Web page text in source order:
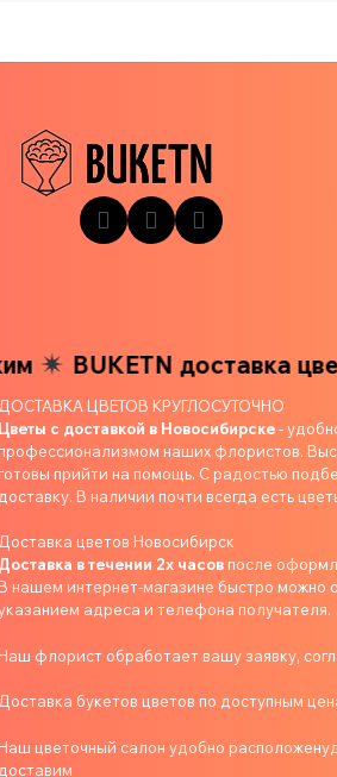
BUKETN доставка
ДОСТАВКА ЦВЕТОВ КРУГЛОСУТОЧНО
Цветы с доставкой в Новосибирске-
профессионализмом наших флористов.
готовы прийти на помощь. С радостью
доставку. В наличии почти всегда есть
Доставка цветов Новосибирск
Доставка в течении 2х часов после
В нашем интернет-магазине быстро можно
адреса и телефона получателя.
Наш флорист обработает вашу заявку,
Доставка букетов цветов по доступным
Наш цветочный салон удобно
доставим